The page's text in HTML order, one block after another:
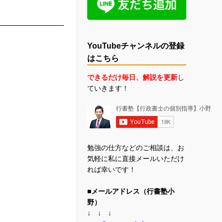
YouTubeチャンネルの登録
はこちら
できるだけ毎日、解説を更新し
ていきます！
勉強の仕方などのご相談は、お
気軽に私に直接メールいただけ
れば幸いです！
■メールアドレス（行書塾小
野）
↓ ↓ ↓